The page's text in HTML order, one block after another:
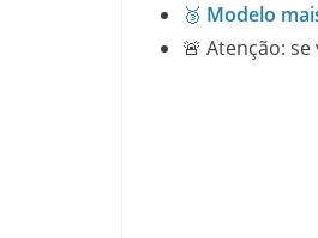
🥉 Modelo
🚨 Atenção: